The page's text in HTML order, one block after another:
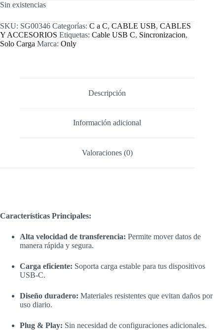
Sin existencias
SKU: SG00346 Categorías: C a C, CABLE USB, CABLES
Y ACCESORIOS Etiquetas: Cable USB C, Sincronizacion,
Solo Carga Marca: Only
Descripción
Información adicional
Valoraciones (0)
Características Principales:
Alta velocidad de transferencia: Permite mover datos de
manera rápida y segura.
Carga eficiente: Soporta carga estable para tus dispositivos
USB-C.
Diseño duradero: Materiales resistentes que evitan daños por
uso diario.
Plug & Play: Sin necesidad de configuraciones adicionales.